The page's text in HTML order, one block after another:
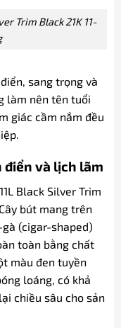
Trim Black 21K 11-
sang trọng và
làm nên tên tuổi
giác cầm nắm đều
điển và lịch lãm
Black Silver Trim
bút mang trên
(cigar-shaped)
toàn bằng chất
màu đen tuyền
loáng, có khả
chiều sâu cho sản